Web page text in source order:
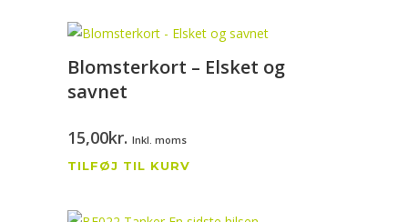
Blomsterkort – Elsket og
savnet
15,00kr. Inkl. moms
TILFØJ TIL KURV